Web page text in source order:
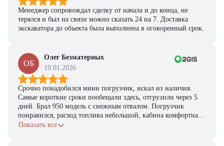
Менеджер сопровождал сделку от начала и до конца, не
терялся и был на связи можно сказать 24 на 7. Доставка
экскаватора до объекта была выполнена в оговоренный срок.
ОБ
Олег Безматерных
19.01.2026
Срочно понадобился мини погрузчик, искал из наличия.
Самые короткие сроки пообещали здесь, отгрузили через 5
дней. Брал 950 модель с снежным отвалом. Погрузчик
понравился, расход топлива небольшой, кабина комфортная,
с задачами справляется.
Показать все